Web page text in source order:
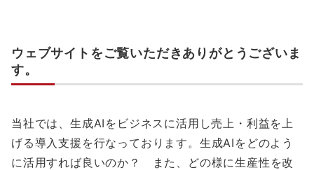
ウェブサイトをご覧いただきありがとうございま
す。
当社では、生成AIをビジネスに活用し売上・利益を上
げる導入支援を行なっております。生成AIをどのよう
に活用すれば良いのか？ また、どの様に生産性を改